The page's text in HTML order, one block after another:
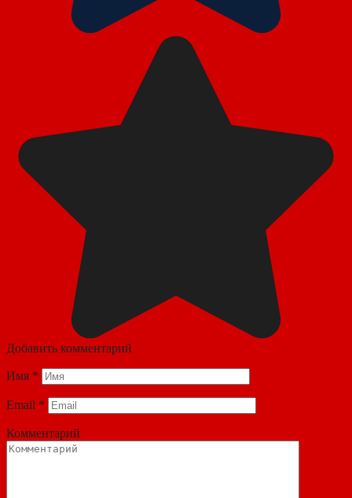
Добавить комментарий
Имя *
Email *
Комментарий